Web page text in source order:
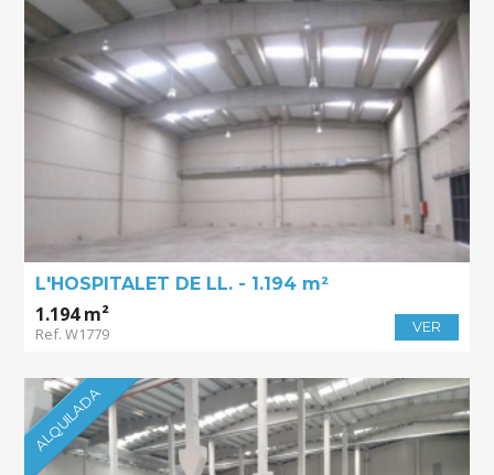
L'HOSPITALET DE LL. - 1.194 m²
1.194 m²
Ref. W1779 VER
ALQUILADA